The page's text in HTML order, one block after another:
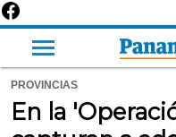
PROVINCIAS
En la